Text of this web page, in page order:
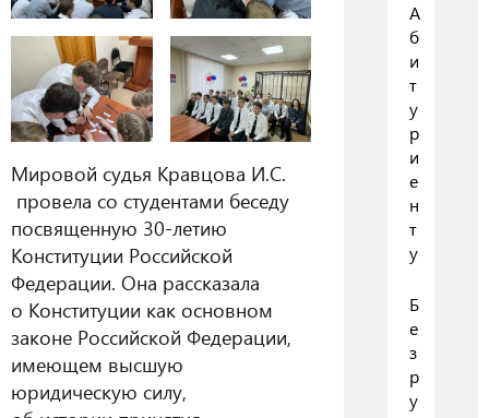
Мировой судья Кравцова И.С.
провела со студентами беседу
посвященную 30-летию
Конституции Российской
Федерации. Она рассказала
о Конституции как основном
законе Российской Федерации,
имеющем высшую
юридическую силу,
А
б
и
т
у
р
и
е
н
т
у
Б
е
з
р
у